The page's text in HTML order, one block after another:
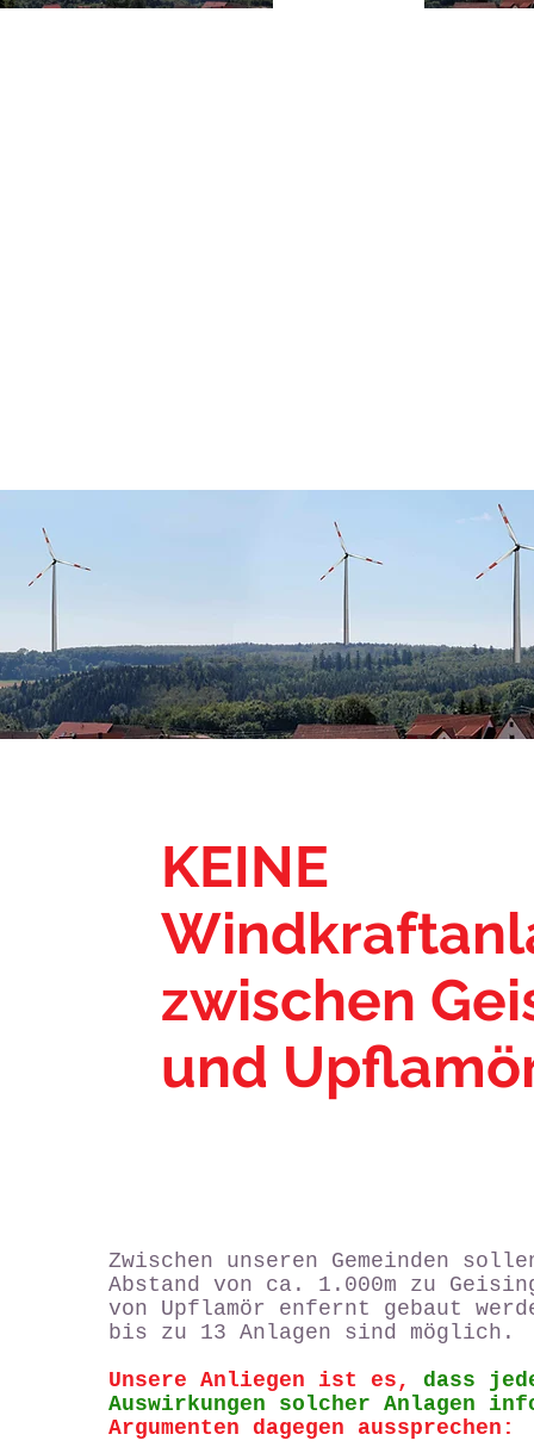
Zwischen unseren Gemeinden
Abstand von ca. 1.000m zu
von Upflamör enfernt gebaut
bis zu 13 Anlagen sind möglich.
Unsere Anliegen ist es, dass
Auswirkungen solcher Anlagen
Argumenten dagegen aussprechen:
KEINE
zwischen
und